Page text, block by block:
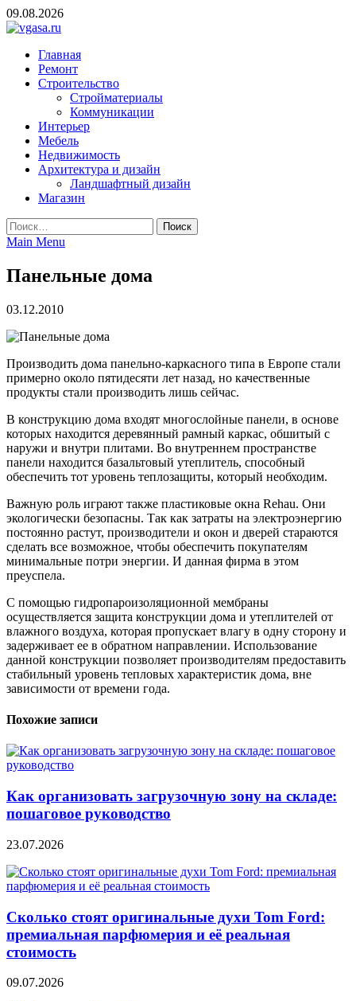
Skip
to
09.08.2026
vgasa.ru
Строительный журнал. Всё о строительстве и ремонтах
Главная
Ремонт
Строительство
Стройматериалы
Коммуникации
Интерьер
Мебель
Недвижимость
Архитектура и дизайн
Ландшафтный дизайн
Магазин
Найти:
Main Menu
Панельные дома
03.12.2010
Производить дома панельно-каркасного типа в Европе стали
примерно около пятидесяти лет назад, но качественные
продукты стали производить лишь сейчас.
В конструкцию дома входят многослойные панели, в основе
которых находится деревянный рамный каркас, обшитый с
наружи и внутри плитами. Во внутреннем пространстве
панели находится базальтовый утеплитель, способный
обеспечить тот уровень теплозащиты, который необходим.
Важную роль играют также пластиковые окна Rehau. Они
экологически безопасны. Так как затраты на электроэнергию
постоянно растут, производители и окон и дверей стараются
сделать все возможное, чтобы обеспечить покупателям
минимальные потри энергии. И данная фирма в этом
преуспела.
С помощью гидропароизоляционной мембраны
осуществляется защита конструкции дома и утеплителей от
влажного воздуха, которая пропускает влагу в одну сторону и
задерживает ее в обратном направлении. Использование
данной конструкции позволяет производителям предоставить
стабильный уровень тепловых характеристик дома, вне
зависимости от времени года.
Похожие записи
Как организовать загрузочную зону на складе:
пошаговое руководство
23.07.2026
Сколько стоят оригинальные духи Tom Ford:
премиальная парфюмерия и её реальная
стоимость
09.07.2026